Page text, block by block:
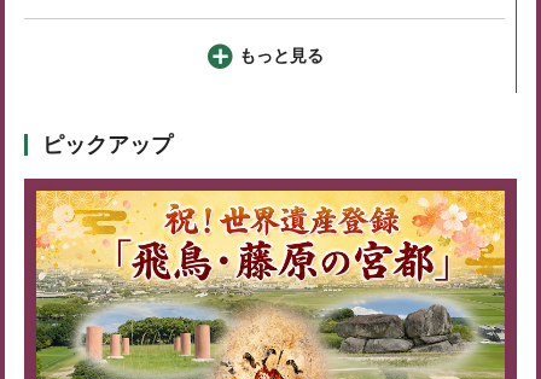
もっと見る
ピックアップ